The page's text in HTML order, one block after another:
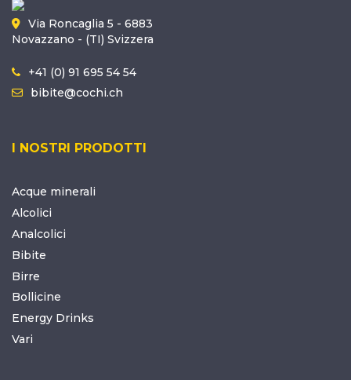
Via Roncaglia 5 - 6883
Novazzano - (TI) Svizzera
+41 (0) 91 695 54 54
bibite@cochi.ch
I NOSTRI PRODOTTI
Acque minerali
Alcolici
Analcolici
Bibite
Birre
Bollicine
Energy Drinks
Vari